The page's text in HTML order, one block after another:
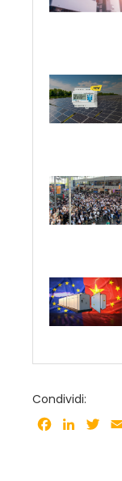
Condividi:
Facebook